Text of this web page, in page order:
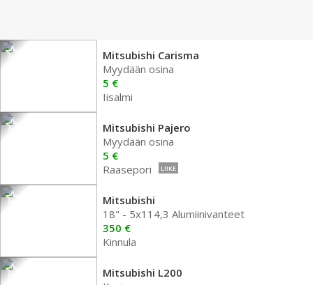
Mitsubishi Carisma
Myydään osina
5 €
Iisalmi
Mitsubishi Pajero
Myydään osina
5 €
Raasepori
LIIKE
Mitsubishi
18" - 5x114,3 Alumiinivanteet
350 €
Kinnula
Mitsubishi L200